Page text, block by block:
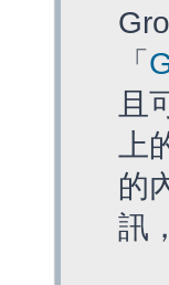
「
且
的
訊